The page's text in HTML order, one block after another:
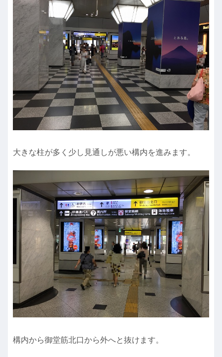
大きな柱が多く少し見通しが悪い構内を進みます。
構内から御堂筋北口から外へと抜けます。